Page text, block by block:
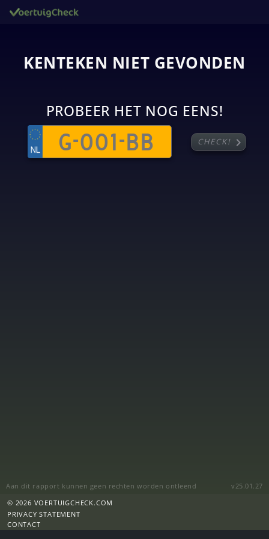
KENTEKEN NIET GEVONDEN
PROBEER HET NOG EENS!
CHECK! chevron_right
Aan dit rapport kunnen geen rechten worden ontleend
v25.01.27
© 2026 VOERTUIGCHECK.COM
PRIVACY STATEMENT
CONTACT